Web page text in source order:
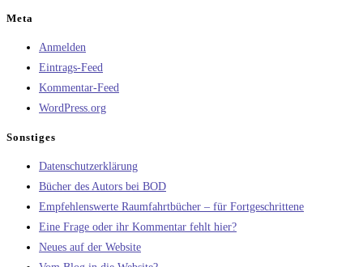
Meta
Anmelden
Eintrags-Feed
Kommentar-Feed
WordPress.org
Sonstiges
Datenschutzerklärung
Bücher des Autors bei BOD
Empfehlenswerte Raumfahrtbücher – für Fortgeschrittene
Eine Frage oder ihr Kommentar fehlt hier?
Neues auf der Website